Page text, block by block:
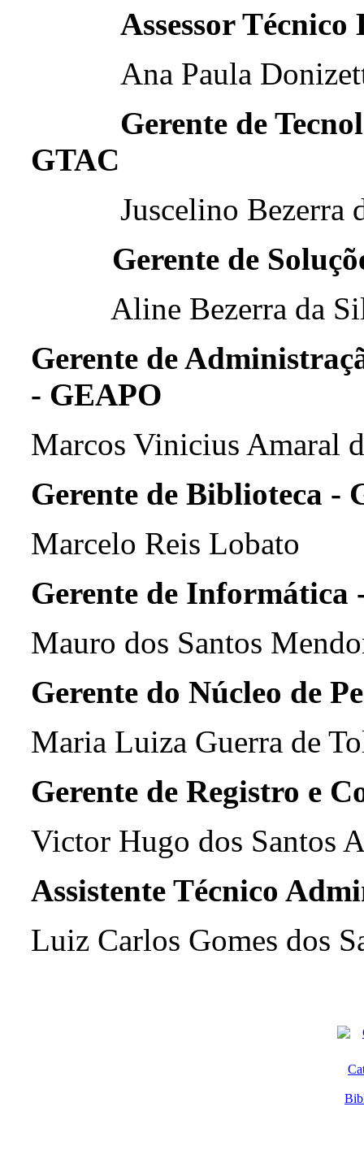
Assessor Técnico
Ana Paula Donizetti
Gerente de
GTAC
Juscelino Bezerra
Gerente de
Aline Bezerra da
Gerente de
- GEAPO
Marcos Vinicius Amaral
Gerente de Biblioteca -
Marcelo Reis Lobato
Gerente de Informática
Mauro dos Santos
Gerente do Núcleo de
Maria Luiza Guerra de
Gerente de Registro e
Victor Hugo dos Santos
Assistente Técnico
Luiz Carlos Gomes dos